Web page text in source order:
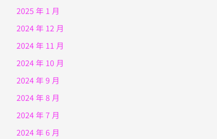
2025 年 1 月
2024 年 12 月
2024 年 11 月
2024 年 10 月
2024 年 9 月
2024 年 8 月
2024 年 7 月
2024 年 6 月